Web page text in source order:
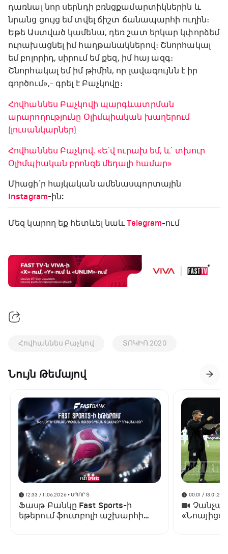
դառնալ նոր սերնդի բռնցքամարտիկներին և
նրանց ցույց եմ տվել ճիշտ ճանապարհի ուղին։
Եթե Աստված կամենա, դեռ շատ երկար կփորձեմ
ուրախացնել իմ հաղթանակներով։ Շնորհակալ
եմ բոլորիդ, սիրում եմ քեզ, իմ հայ ազգ։
Շնորհակալ եմ իմ թիմին, որ լավագույնն է իր
գործում»,- գրել է Բաչկովը։
Հովհաննես Բաչկովի պարգևատրման
արարողությունը Օլիմպիական խաղերում
(լուսանկարներ)
Հովհաննես Բաչկով. «Ե՛վ ուրախ եմ, և՛ տխուր
Օլիմպիական բրոնզե մեդալի համար»
Միացի՛ր հայկական ամենասպորտային
Instagram-ին:
Մեզ կարող եք հետևել նաև Telegram-ում
Հովհաննես Բաչկով ՏՈԿԻՈ 2020
Նույն Թեմայով
12:33 / 11.06.2026• ՍՊՈՐՏ
Ֆասթ Բանկը Fast Sports-ի
եթերում ֆուտբոլի աշխարհի
00:01 /
«Նոայից»